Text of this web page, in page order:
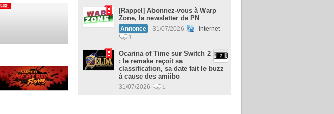
[Rappel] Abonnez-vous à Warp
Zone, la newsletter de PN
Annonce 31/07/2026 Internet
1
Ocarina of Time sur Switch 2
: le remake reçoit sa
classification, sa date fait le buzz
à cause des amiibo
31/07/2026 1